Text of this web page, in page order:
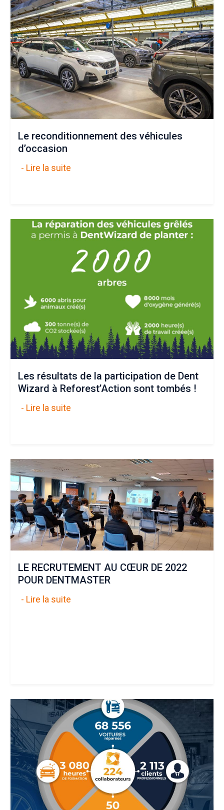
Le reconditionnement des véhicules
d’occasion
- Lire la suite
Les résultats de la participation de Dent
Wizard à Reforest’Action sont tombés !
- Lire la suite
LE RECRUTEMENT AU CŒUR DE 2022
POUR DENTMASTER
- Lire la suite